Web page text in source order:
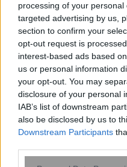
processing of your
targeted advertising by us,
section to confirm your
opt-out request is
interest-based ads based
us or personal information
your opt-out. You may
disclosure of your personal
IAB’s list of downstream
also be disclosed by us to
Downstream Participants
AI μοντέλο της
πρόσβαση στο